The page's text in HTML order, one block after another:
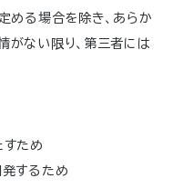
める場合を除き、あらか
がない限り、第三者には
すため
発するため